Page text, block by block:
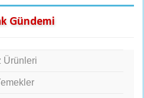
Gündemi
Ürünleri